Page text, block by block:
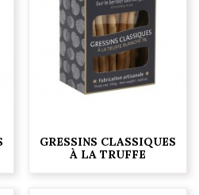
GRESSINS CLASSIQUES
À LA TRUFFE